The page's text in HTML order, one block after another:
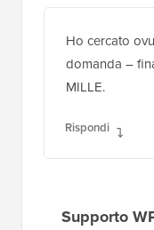
Ho cercato
domanda –
MILLE.
Rispondi
Supporto